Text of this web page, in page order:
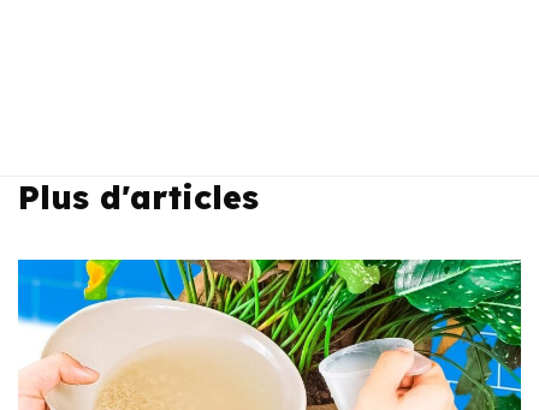
Plus d'articles